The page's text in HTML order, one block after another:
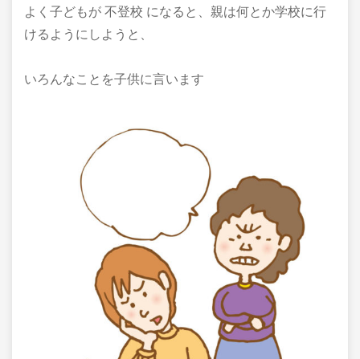
よく子どもが 不登校 になると、親は何とか学校に行
けるようにしようと、
いろんなことを子供に言います